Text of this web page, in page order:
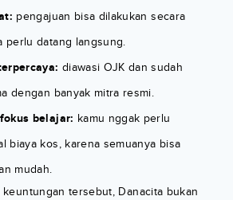
pengajuan bisa dilakukan secara
perlu datang langsung.
diawasi OJK dan sudah
dengan banyak mitra resmi.
belajar: kamu nggak perlu
biaya kos, karena semuanya bisa
mudah.
tersebut, Danacita bukan